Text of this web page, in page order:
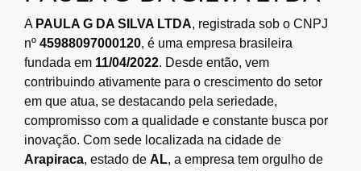
A PAULA G DA SILVA LTDA, registrada sob o CNPJ
nº 45988097000120, é uma empresa brasileira
fundada em 11/04/2022. Desde então, vem
contribuindo ativamente para o crescimento do setor
em que atua, se destacando pela seriedade,
compromisso com a qualidade e constante busca por
inovação. Com sede localizada na cidade de
Arapiraca, estado de AL, a empresa tem orgulho de